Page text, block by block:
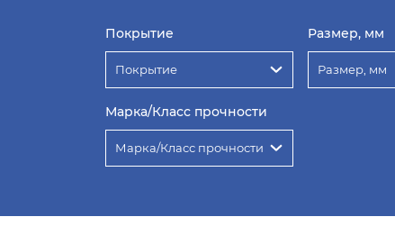
Покрытие
Покрытие
Размер, мм
Размер, мм
Марка/Класс прочности
Марка/Класс прочности